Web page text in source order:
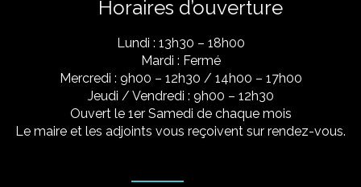
Horaires d’ouverture
Lundi : 13h30 – 18h00
Mardi : Fermé
Mercredi : 9h00 – 12h30 / 14h00 – 17h00
Jeudi / Vendredi : 9h00 – 12h30
Ouvert le 1er Samedi de chaque mois
Le maire et les adjoints vous reçoivent sur rendez-vous.